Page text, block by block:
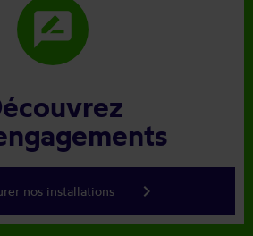
rate_review
nos installations keyboard_arrow_right